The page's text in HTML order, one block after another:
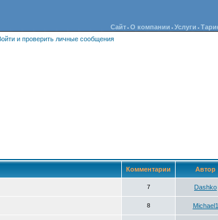
Сайт • О компании • Услуги •
и проверить личные сообщения
Комментарии Автор
7 Dashko
8 Michael1